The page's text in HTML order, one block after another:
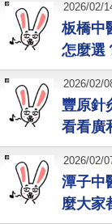
板橋中
怎麼選
2026/02/
豐原針
看看廣
2026/02/
潭子中
麼大家
2026/02/